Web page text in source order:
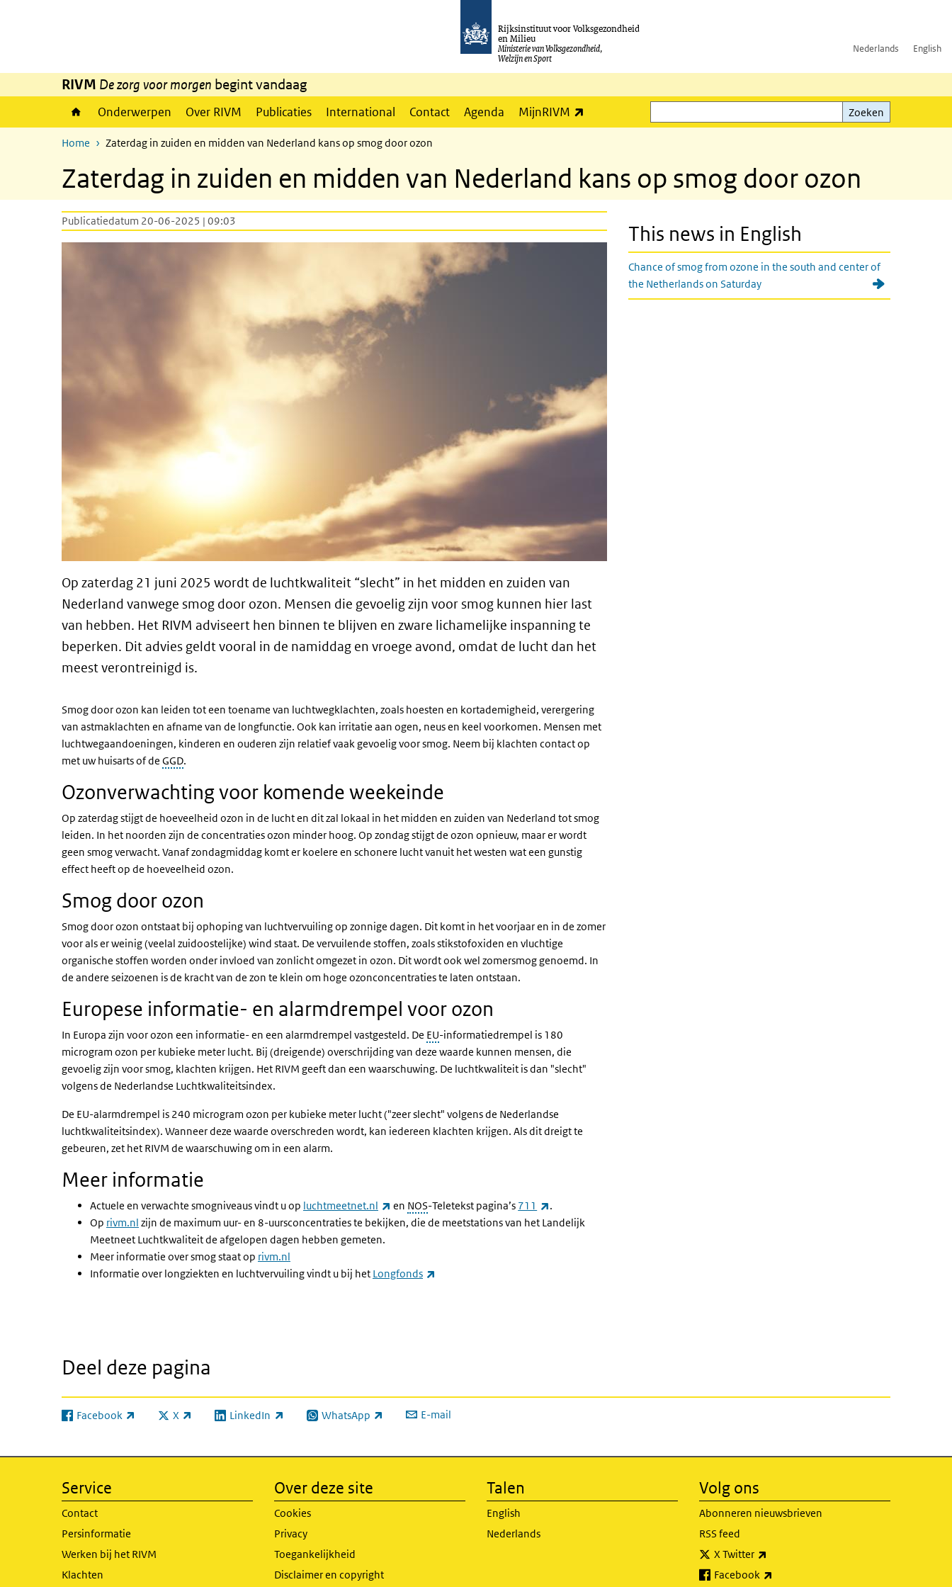
Rijksinstituut voor Volksgezondheid
en Milieu
Ministerie van Volksgezondheid,
Welzijn en Sport
Nederlands English
RIVM De zorg voor morgen begint vandaag
Onderwerpen Over RIVM Publicaties International Contact Agenda MijnRIVM
Zoeken
Zoeken
Home Zaterdag in zuiden en midden van Nederland kans op smog door ozon
Zaterdag in zuiden en midden van Nederland kans op smog door ozon
Publicatiedatum 20-06-2025 | 09:03
Op zaterdag 21 juni 2025 wordt de luchtkwaliteit “slecht” in het midden en zuiden van
Nederland vanwege smog door ozon. Mensen die gevoelig zijn voor smog kunnen hier last
van hebben. Het RIVM adviseert hen binnen te blijven en zware lichamelijke inspanning te
beperken. Dit advies geldt vooral in de namiddag en vroege avond, omdat de lucht dan het
meest verontreinigd is.
Smog door ozon kan leiden tot een toename van luchtwegklachten, zoals hoesten en kortademigheid, verergering
van astmaklachten en afname van de longfunctie. Ook kan irritatie aan ogen, neus en keel voorkomen. Mensen met
luchtwegaandoeningen, kinderen en ouderen zijn relatief vaak gevoelig voor smog. Neem bij klachten contact op
met uw huisarts of de GGD.
Ozonverwachting voor komende weekeinde
​​Op zaterdag stijgt de hoeveelheid ozon in de lucht en dit zal lokaal in het midden en zuiden van Nederland tot smog
leiden. In het noorden zijn de concentraties ozon minder hoog. Op zondag stijgt de ozon opnieuw, maar er wordt
geen smog verwacht. Vanaf zondagmiddag komt er koelere en schonere lucht vanuit het westen wat een gunstig
effect heeft op de hoeveelheid ozon. ​
Smog door ozon
Smog door ozon ontstaat bij ophoping van luchtvervuiling op zonnige dagen. Dit komt in het voorjaar en in de zomer
voor als er weinig (veelal zuidoostelijke) wind staat. De vervuilende stoffen, zoals stikstofoxiden en vluchtige
organische stoffen worden onder invloed van zonlicht omgezet in ozon. Dit wordt ook wel zomersmog genoemd. In
de andere seizoenen is de kracht van de zon te klein om hoge ozonconcentraties te laten ontstaan.
Europese informatie- en alarmdrempel voor ozon
In Europa zijn voor ozon een informatie- en een alarmdrempel vastgesteld. De EU-informatiedrempel is 180
microgram ozon per kubieke meter lucht. Bij (dreigende) overschrijding van deze waarde kunnen mensen, die
gevoelig zijn voor smog, klachten krijgen. Het RIVM geeft dan een waarschuwing. De luchtkwaliteit is dan "slecht"
volgens de Nederlandse Luchtkwaliteitsindex.
De EU-alarmdrempel is 240 microgram ozon per kubieke meter lucht ("zeer slecht" volgens de Nederlandse
luchtkwaliteitsindex). Wanneer deze waarde overschreden wordt, kan iedereen klachten krijgen. Als dit dreigt te
gebeuren, zet het RIVM de waarschuwing om in een alarm.
Meer informatie
Actuele en verwachte smogniveaus vindt u op luchtmeetnet.nl (externe link)
en NOS-Teletekst pagina’s 711 (externe link)
.
Op rivm.nl zijn de maximum uur- en 8-uursconcentraties te bekijken, die de meetstations van het Landelijk
Meetneet Luchtkwaliteit de afgelopen dagen hebben gemeten.
Meer informatie over smog staat op rivm.nl
Informatie over longziekten en luchtvervuiling vindt u bij het Longfonds
This news in English
Chance of smog from ozone in the south and center of
the Netherlands on Saturday
Deel deze pagina
Facebook
(externe link) X
(externe link) LinkedIn
(externe link) WhatsApp
(externe link) E-mail
Service
Contact
Persinformatie
Werken bij het RIVM
Klachten
Over deze site
Cookies
Privacy
Toegankelijkheid
Disclaimer en copyright
Talen
English
Nederlands
Volg ons
Abonneren nieuwsbrieven
RSS feed
X Twitter
Facebook